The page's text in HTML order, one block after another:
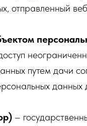
отправленный
путем дачи
данных
–